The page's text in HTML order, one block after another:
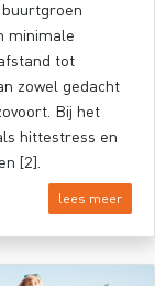
minimale
tot
zowel gedacht
Bij het
hittestress en
[2].
lees meer